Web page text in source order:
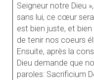
Seigneur notre Dieu
sans lui, ce cœur
est bien juste, et
de tenir nos coeurs
Ensuite, après la
Dieu demande que
paroles: Sacrificium